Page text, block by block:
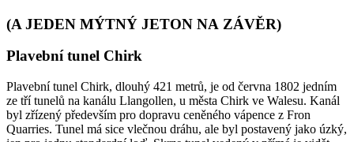
(A JEDEN MÝTNÝ JETON NA ZÁVĚR)
Plavební tunel Chirk
Plavební tunel Chirk, dlouhý 421 metrů, je od června 1802 jedním
ze tří tunelů na kanálu Llangollen, u města Chirk ve Walesu. Kanál
byl zřízený především pro dopravu ceněného vápence z Fron
Quarries. Tunel má sice vlečnou dráhu, ale byl postavený jako úzký,